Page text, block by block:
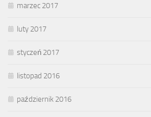
marzec 2017
luty 2017
styczeń 2017
listopad 2016
październik 2016